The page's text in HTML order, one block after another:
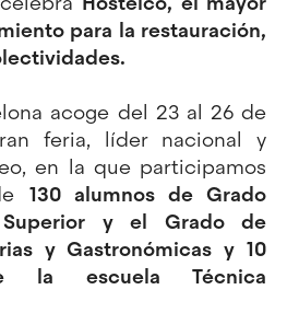
para la restauración,
acoge del 23 al 26 de
feria, líder nacional y
en la que participamos
130 alumnos de Grado
y el Grado de
y Gastronómicas y 10
la escuela Técnica